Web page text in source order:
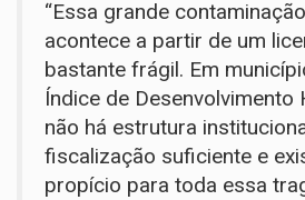
“Essa grande
acontece a partir de um
bastante frágil. Em
Índice de Desenvolvimento
não há estrutura
fiscalização suficiente e
propício para toda essa